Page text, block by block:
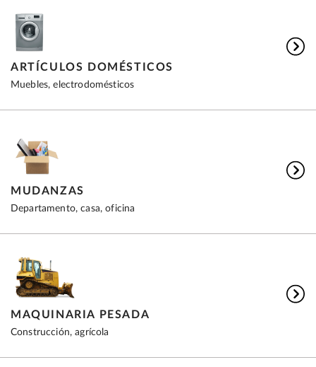
ARTÍCULOS DOMÉSTICOS
Muebles, electrodomésticos
MUDANZAS
Departamento, casa, oficina
MAQUINARIA PESADA
Construcción, agrícola